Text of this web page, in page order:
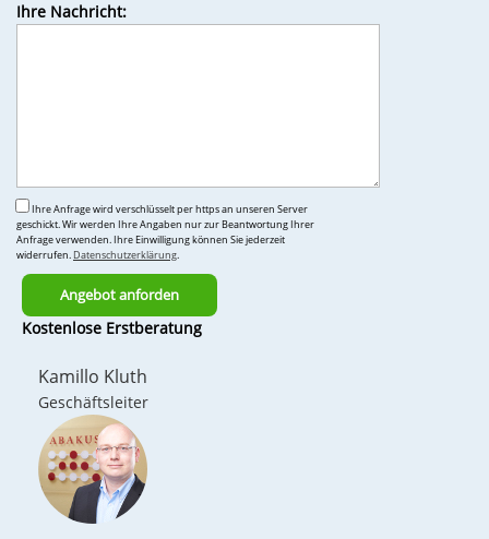
Feld
leer.
Ihre Nachricht:
Ihre Anfrage wird verschlüsselt per https an unseren Server
geschickt. Wir werden Ihre Angaben nur zur Beantwortung Ihrer
Anfrage verwenden. Ihre Einwilligung können Sie jederzeit
widerrufen. Datenschutzerklärung.
Kostenlose Erstberatung
Kamillo Kluth
Geschäftsleiter